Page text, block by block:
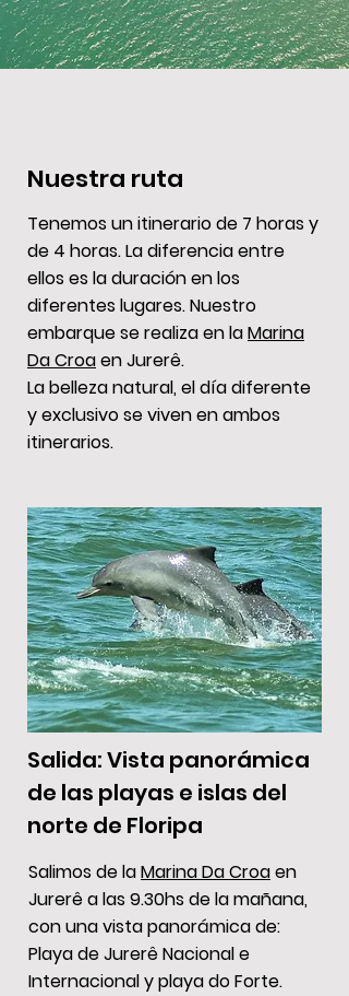
Nuestra ruta
Tenemos un itinerario de 7 horas y
de 4 horas. La diferencia entre
ellos es la duración en los
diferentes lugares. Nuestro
embarque se realiza en laMarina
Da Croaen Jurerê.
La belleza natural, el día diferente
y exclusivo se viven en ambos
itinerarios.
Salida: Vista panorámica
de las playas e islas del
norte de Floripa
Salimos de laMarina Da Croaen
Jurerê a las 9.30hs de la mañana,
con una vista panorámica de:
Playa de Jurerê Nacional e
Internacional y playa do Forte.